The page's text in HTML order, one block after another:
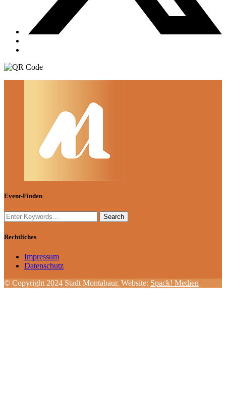
Event-Finden
Rechtliches
Impressum
Datenschutz
© Copyright 2024 Stadt Montabaur, Website: Spack! Medien